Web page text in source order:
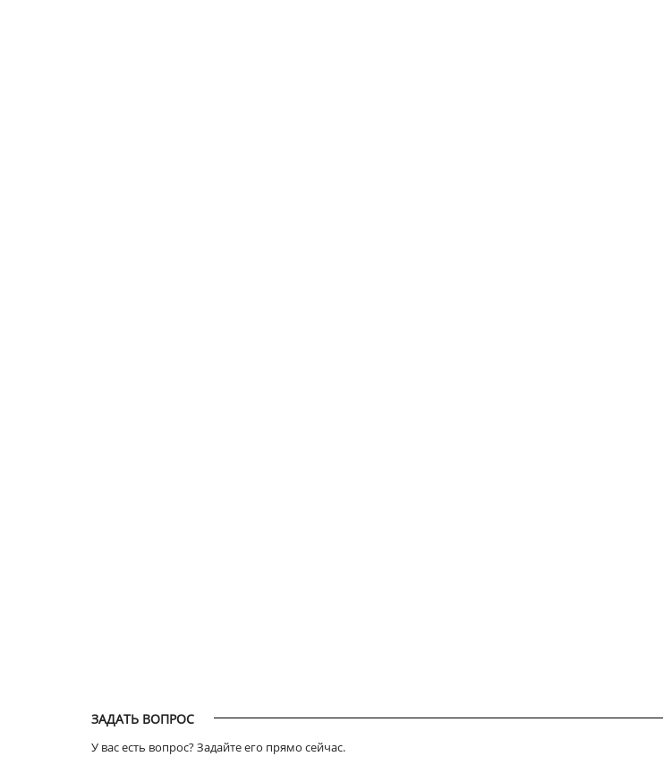
ЗАДАТЬ ВОПРОС
У вас есть вопрос? Задайте его прямо сейчас.